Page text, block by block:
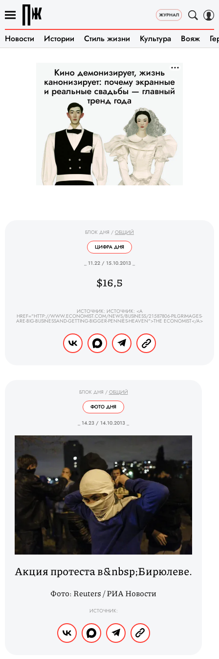
Новости Истории Стиль жизни Культура Вояж
БЛОК ДНЯ / ОБЩИЙ
ЦИФРА ДНЯ
_ 11.22 / 15.10.2013 _
$16,5
ИСТОЧНИК: ИСТОЧНИК: <A
HREF="HTTP://WWW.ECONOMIST.COM/NEWS/BUSINESS/21587806-PILGRIMAGES-
ARE-BIG-BUSINESSAND-GETTING-BIGGER-PENNIES-HEAVEN">THE ECONOMIST</A>
БЛОК ДНЯ / ОБЩИЙ
ФОТО ДНЯ
_ 14.23 / 14.10.2013 _
Акция протеста в&nbsp;Бирюлеве.
Фото: Reuters / РИА Новости
ИСТОЧНИК: